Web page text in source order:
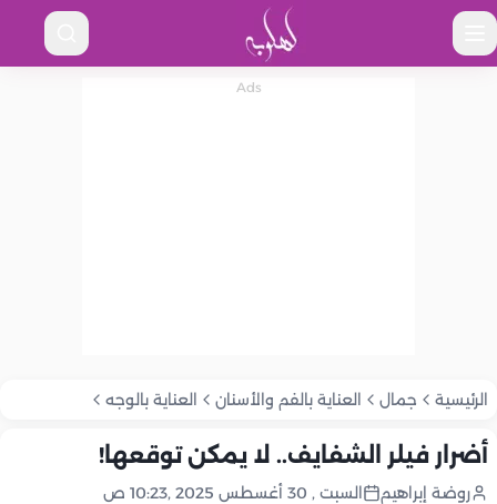
الرئيسية جمال العناية بالفم والأسنان العناية بالوجه
أضرار فيلر الشفايف.. لا يمكن توقعها!
روضة إبراهيم السبت , 30 أغسطس 2025 ,10:23 ص